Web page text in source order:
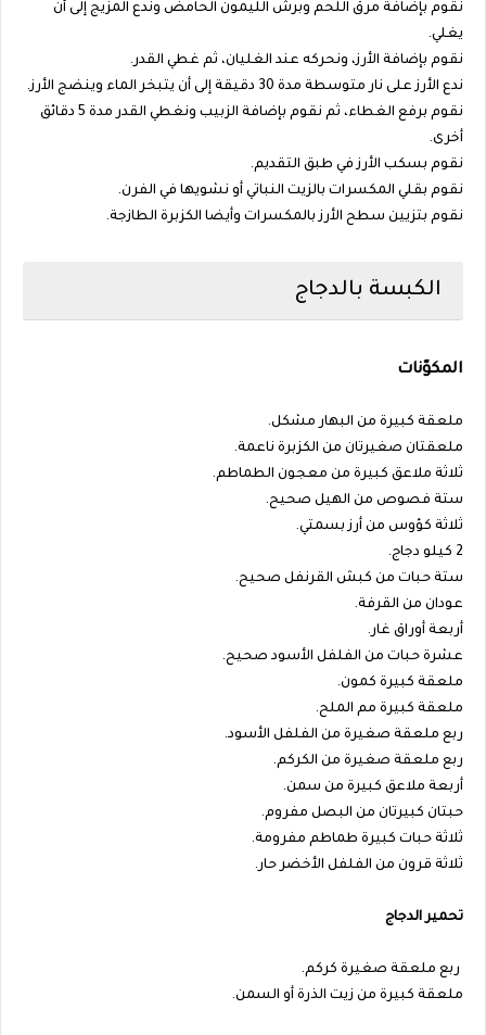
نقوم بإضافة مرق اللحم وبرش الليمون الحامض وندع المزيج إلى أن
يغلي.
نقوم بإضافة الأرز، ونحركه عند الغليان، ثم غطي القدر.
ندع الأرز على نار متوسطة مدة 30 دقيقة إلى أن يتبخر الماء وينضج الأرز.
نقوم برفع الغطاء، ثم نقوم بإضافة الزبيب ونغطي القدر مدة 5 دقائق
أخرى.
نقوم بسكب الأرز في طبق التقديم.
نقوم بقلي المكسرات بالزيت النباتي أو نشويها في الفرن.
نقوم بتزيين سطح الأرز بالمكسرات وأيضا الكزبرة الطازجة.
الكبسة بالدجاج
المكوّنات
ملعقة كبيرة من البهار مشكل.
ملعقتان صغيرتان من الكزبرة ناعمة.
ثلاثة ملاعق كبيرة من معجون الطماطم.
ستة فصوص من الهيل صحيح.
ثلاثة كؤوس من أرز بسمتي.
2 كيلو دجاج.
ستة حبات من كبش القرنفل صحيح.
عودان من القرفة.
أربعة أوراق غار.
عشرة حبات من الفلفل الأسود صحيح.
ملعقة كبيرة كمون.
ملعقة كبيرة مم الملح.
ربع ملعقة صغيرة من الفلفل الأسود.
ربع ملعقة صغيرة من الكركم.
أربعة ملاعق كبيرة من سمن.
حبتان كبيرتان من البصل مفروم.
ثلاثة حبات كبيرة طماطم مفرومة.
ثلاثة قرون من الفلفل الأخضر حار.
تحمير الدجاج
ربع ملعقة صغيرة كركم.
ملعقة كبيرة من زيت الذرة أو السمن.